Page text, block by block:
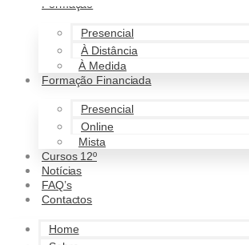
Pular para o conteúdo
Formação
Presencial
À Distância
À Medida
Formação Financiada
Presencial
Online
Mista
Cursos 12º
Notícias
FAQ’s
Contactos
Home